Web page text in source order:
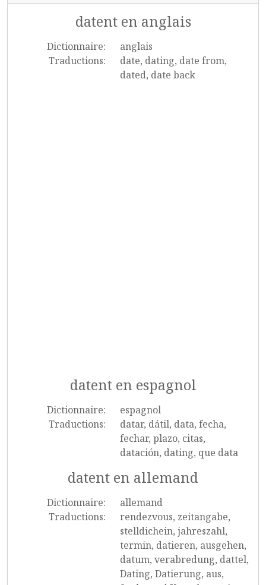
datent en anglais
Dictionnaire:
anglais
Traductions:
date, dating, date from,
dated, date back
datent en espagnol
Dictionnaire:
espagnol
Traductions:
datar, dátil, data, fecha,
fechar, plazo, citas,
datación, dating, que data
datent en allemand
Dictionnaire:
allemand
Traductions:
rendezvous, zeitangabe,
stelldichein, jahreszahl,
termin, datieren, ausgehen,
datum, verabredung, dattel,
Dating, Datierung, aus,